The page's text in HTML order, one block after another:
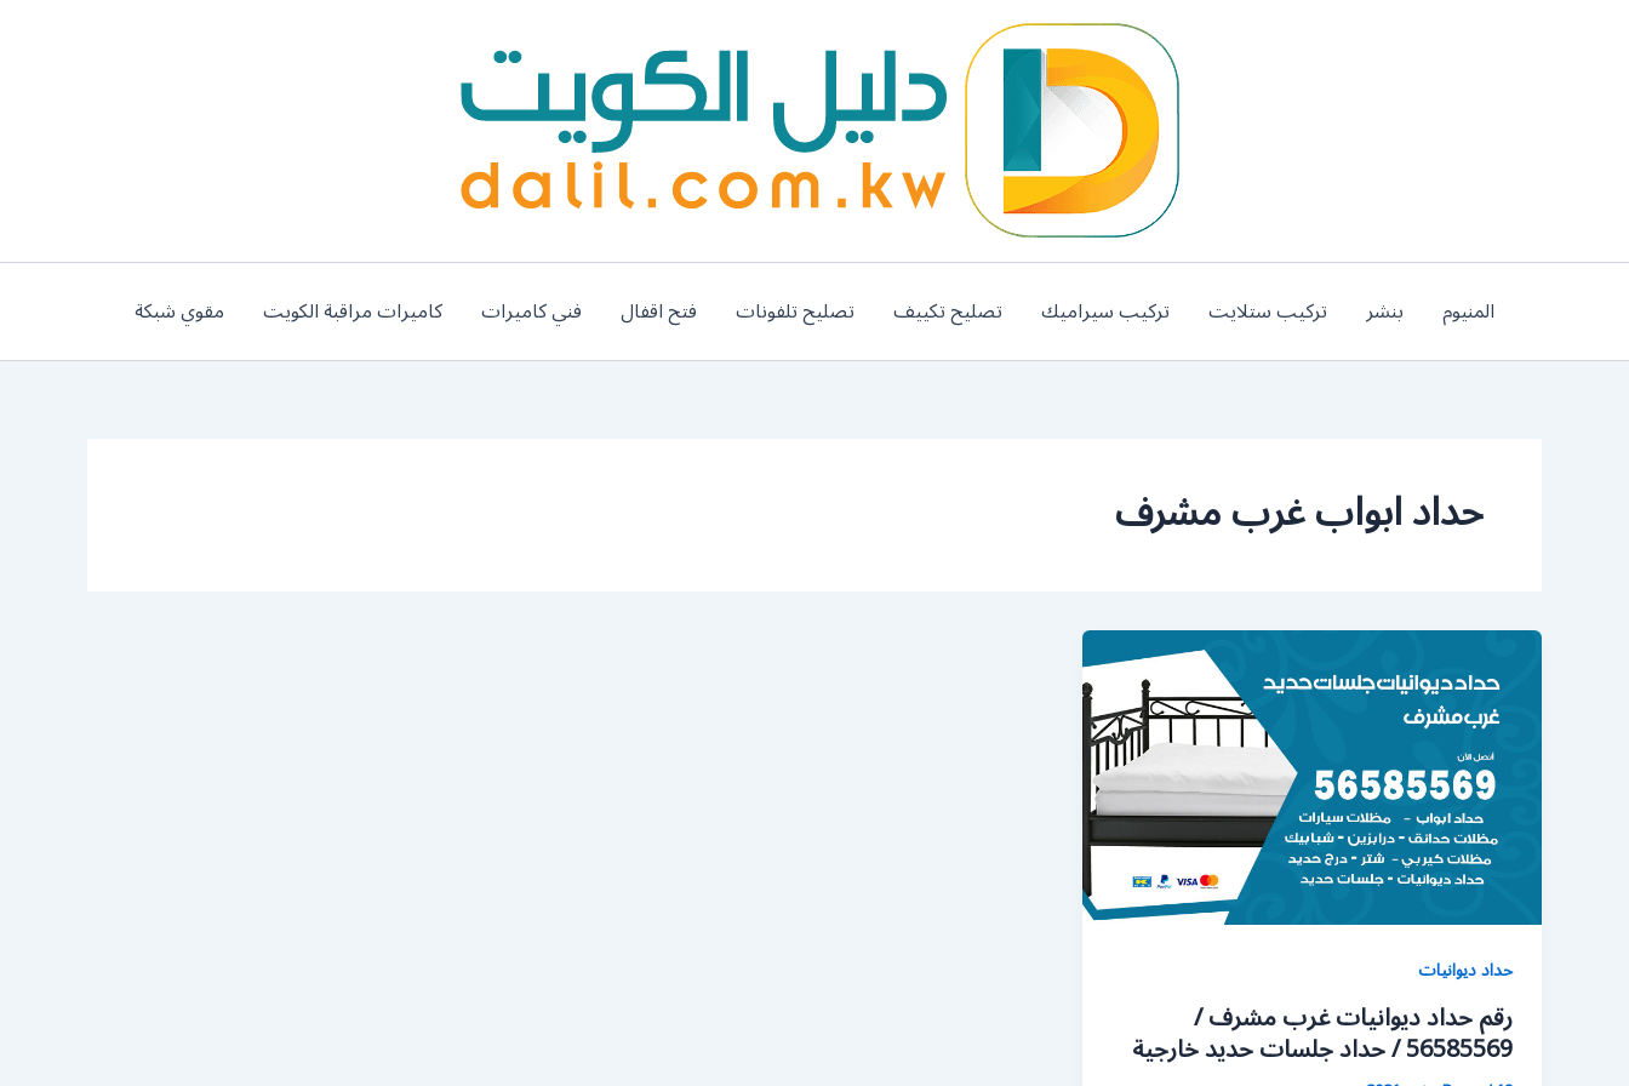
المنيوم بنشر تركيب ستلايت تركيب سيراميك تصليح تكييف تصليح تلفونات فتح اقفال فني كاميرات كاميرات مراقبة الكويت مقوي شبكة
حداد ابواب غرب مشرف
حداد ديوانيات
رقم حداد ديوانيات غرب مشرف /
56585569 / حداد جلسات حديد خارجية